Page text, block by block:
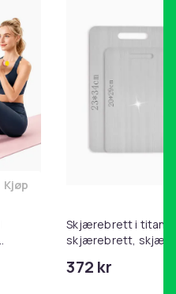
Legg Magetrener, 6-rørs
Kjøp
Skjærebrett i titan,
skjærebrett,
372 kr